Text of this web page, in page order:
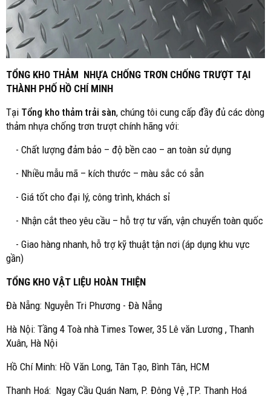
TỔNG KHO THẢM NHỰA CHỐNG TRƠN CHỐNG TRƯỢT TẠI
THÀNH PHỐ HỒ CHÍ MINH
Tại Tổng kho thảm trải sàn, chúng tôi cung cấp đầy đủ các dòng
thảm nhựa chống trơn trượt chính hãng với:
- Chất lượng đảm bảo – độ bền cao – an toàn sử dụng
- Nhiều mẫu mã – kích thước – màu sắc có sẵn
- Giá tốt cho đại lý, công trình, khách sỉ
- Nhận cắt theo yêu cầu – hỗ trợ tư vấn, vận chuyển toàn quốc
- Giao hàng nhanh, hỗ trợ kỹ thuật tận nơi (áp dụng khu vực
gần)
TỔNG KHO VẬT LIỆU HOÀN THIỆN
Đà Nẵng: Nguyễn Tri Phương - Đà Nẵng
Hà Nội: Tầng 4 Toà nhà Times Tower, 35 Lê văn Lương , Thanh
Xuân, Hà Nội
Hồ Chí Minh: Hồ Văn Long, Tân Tạo, Bình Tân, HCM
Thanh Hoá: Ngay Cầu Quán Nam, P. Đông Vệ ,TP. Thanh Hoá